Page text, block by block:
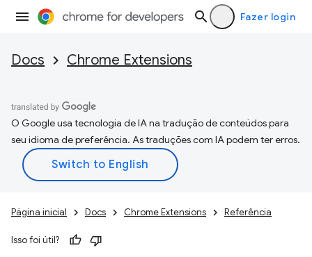
Fazer login
Docs Chrome Extensions
O Google usa tecnologia de IA na tradução de conteúdos para
seu idioma de preferência. As traduções com IA podem ter erros.
Página inicial Docs Chrome Extensions Referência
Isso foi útil?